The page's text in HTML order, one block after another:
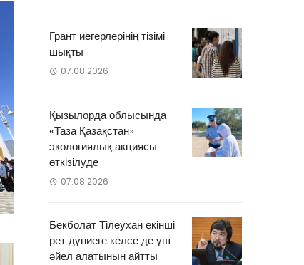
Грант иегерлерінің тізімі
шықты
07.08.2026
Қызылорда облысында
«Таза Қазақстан»
экологиялық акциясы
өткізілуде
07.08.2026
Бекболат Тілеухан екінші
рет дүниеге келсе де үш
әйел алатынын айтты